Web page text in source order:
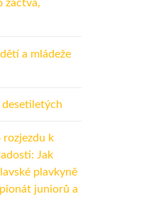
žactva,
a mládeže
desetiletých
rozjezdu k
Jak
plavkyně
juniorů a